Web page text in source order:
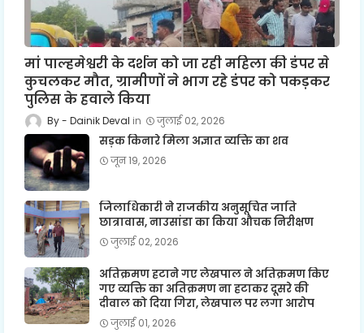
मां पाल्हमेश्वरी के दर्शन को जा रही महिला की डंपर से
कुचलकर मौत, ग्रामीणों ने भाग रहे डंपर को पकड़कर
पुलिस के हवाले किया
Dainik Deval जुलाई 02, 2026
सड़क किनारे मिला अज्ञात व्यक्ति का शव
जून 19, 2026
जिलाधिकारी ने राजकीय अनुसूचित जाति
छात्रावास, नाउसांडा का किया औचक निरीक्षण
जुलाई 02, 2026
अतिक्रमण हटाने गए लेखपाल ने अतिक्रमण किए
गए व्यक्ति का अतिक्रमण ना हटाकर दूसरे की
दीवाल को दिया गिरा, लेखपाल पर लगा आरोप
जुलाई 01, 2026